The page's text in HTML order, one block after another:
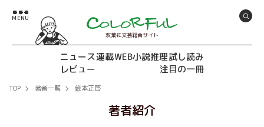
双葉社文芸総合サイト
ニュース連載WEB小説推理試し読み
レビュー
注目の一冊
TOP 著者一覧 籔本正啓
著者紹介